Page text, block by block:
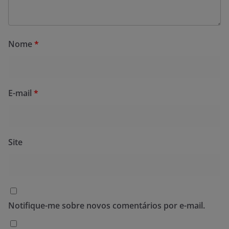
Nome*
E-mail *
Site
Notifique-me sobre novos comentários por e-mail.